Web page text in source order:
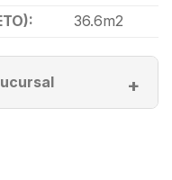
36.6m2